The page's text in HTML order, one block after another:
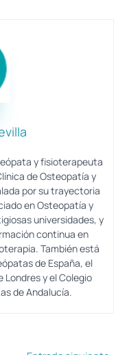
y fisioterapeuta
de Osteopatía y
por su trayectoria
en Osteopatía y
universidades, y
continua en
También está
de España, el
y el Colegio
de Andalucía.